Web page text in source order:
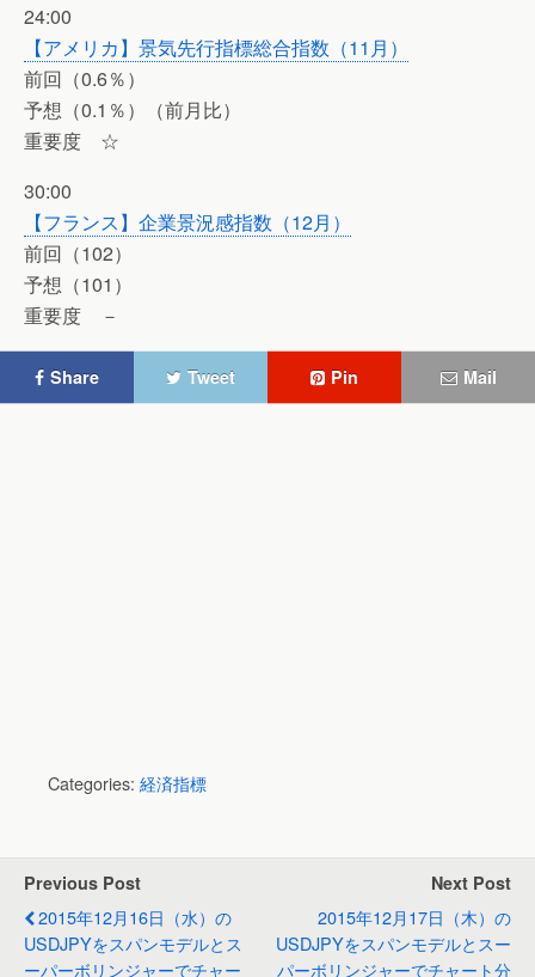
24:00
【アメリカ】景気先行指標総合指数（11月）
前回（0.6％）
予想（0.1％）（前月比）
重要度 ☆
30:00
【フランス】企業景況感指数（12月）
前回（102）
予想（101）
重要度 －
Share Tweet Pin Mail
Categories: 経済指標
Previous Post
2015年12月16日（水）の
USDJPYをスパンモデルとス
ーパーボリンジャーでチャー
Next Post
2015年12月17日（木）の
USDJPYをスパンモデルとスー
パーボリンジャーでチャート分